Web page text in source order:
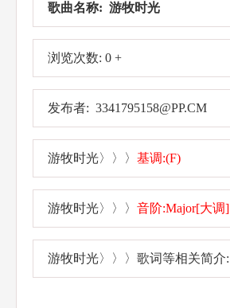
歌曲名称: 游牧时光
浏览次数: 0 +
发布者: 3341795158@PP.CM
游牧时光〉〉〉 基调:(F)
游牧时光〉〉〉 音阶:Major[大调]
游牧时光〉〉〉歌词等相关简介: